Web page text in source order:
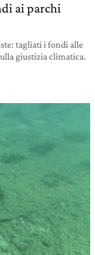
ai parchi
tagliati i fondi alle
giustizia climatica.